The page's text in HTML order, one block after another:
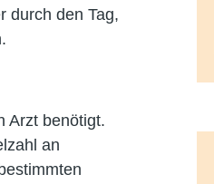
durch den Tag,
Arzt benötigt.
an